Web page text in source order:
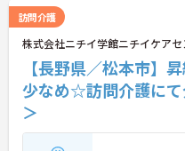
訪問介護
株式会社ニチイ学館ニチイケア
【長野県／松本市】
少なめ☆訪問介護にて
＞